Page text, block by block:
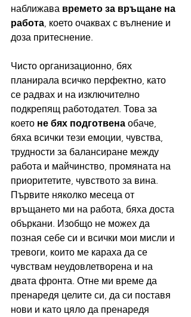
наближава времето за връщане на
работа , което очаквах с вълнение и
доза притеснение.
Чисто организационно, бях
планирала всичко перфектно, като
се радвах и на изключително
подкрепящ работодател. Това за
което не бях подготвена обаче,
бяха всички тези емоции, чувства,
трудности за балансиране между
работа и майчинство, промяната на
приоритетите, чувството за вина.
Първите няколко месеца от
връщането ми на работа, бяха доста
объркани. Изобщо не можех да
позная себе си и всички мои мисли и
тревоги, които ме караха да се
чувствам неудовлетворена и на
двата фронта. Отне ми време да
пренаредя целите си, да си поставя
нови и като цяло да пренаредя